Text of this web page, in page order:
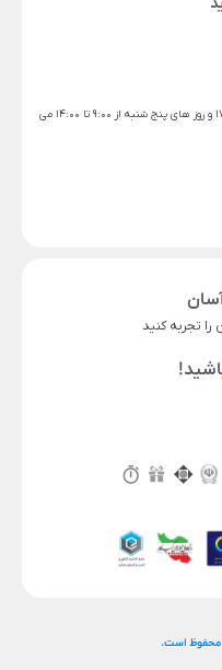
ساعت کاری شنبه تا چهار شنبه 9:00 تا 17:00 و روز های پنج شنبه از 9:00 تا 14:00 می
تجربه کنید
محفوظ است.